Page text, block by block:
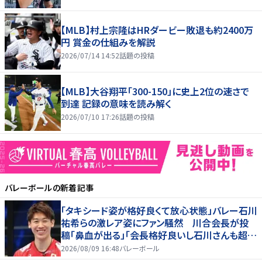
【MLB】村上宗隆はHRダービー敗退も約2400万
円 賞金の仕組みを解説
2026/07/14 14:52話題の投稿
【MLB】大谷翔平「300-150」に史上2位の速さで
到達 記録の意味を読み解く
2026/07/10 17:26話題の投稿
バレーボールの新着記事
「タキシード姿が格好良くて放心状態」バレー石川
祐希らの激レア姿にファン騒然 川合会長が投
稿「鼻血が出る」「会長格好良いし石川さんも超格
好いい」
2026/08/09 16:48バレーボール